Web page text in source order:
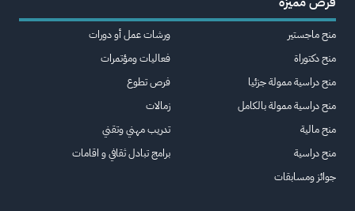
منح ماجستير
منح دكتوراة
منح دراسية ممولة جزئيا
منح دراسية ممولة بالكامل
منح مالية
منح دراسية
جوائز ومسابقات
ورشات عمل أو دورات
فعاليات ومؤتمرات
فرص تطوع
زمالات
تدريب مهني وتقني
برامج تبادل ثقافي و اقامات